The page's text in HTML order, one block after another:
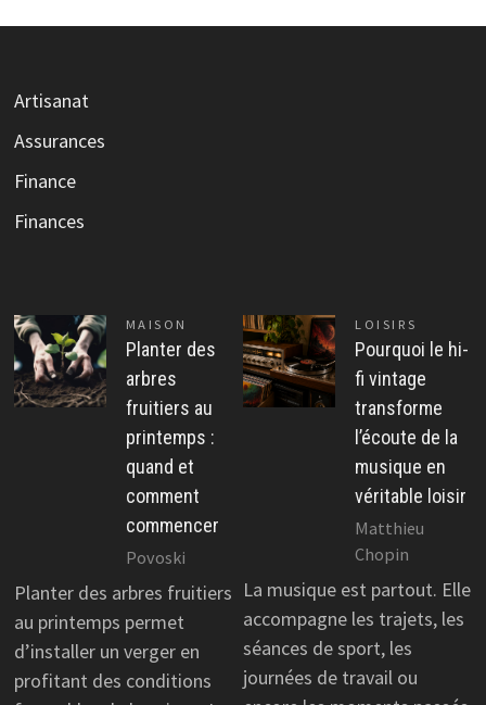
Artisanat
Assurances
Finance
Finances
MAISON
Planter des
arbres
fruitiers au
printemps :
quand et
comment
commencer
Povoski
Planter des arbres fruitiers
au printemps permet
d’installer un verger en
profitant des conditions
LOISIRS
Pourquoi le hi-
fi vintage
transforme
l’écoute de la
musique en
véritable loisir
Matthieu
Chopin
La musique est partout. Elle
accompagne les trajets, les
séances de sport, les
journées de travail ou